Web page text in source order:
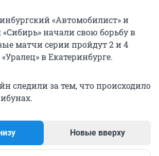
«Автомобилист» и
начали свою борьбу в
матчи серии пройдут 2 и 4
в Екатеринбурге.
следили за тем, что происходило
Новые вверху